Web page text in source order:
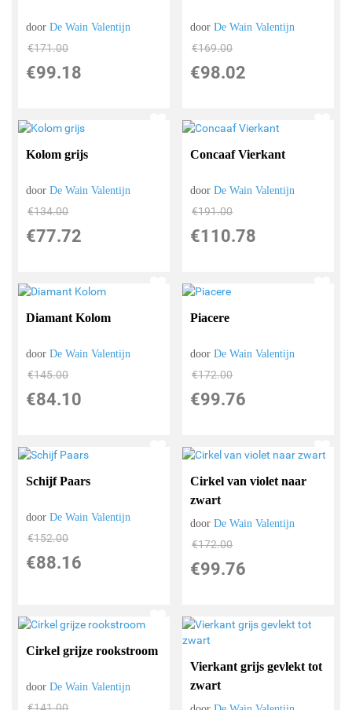
doorDe Wain Valentijn
€171.00
€99.18
doorDe Wain Valentijn
€169.00
€98.02
Kolom grijs
doorDe Wain Valentijn
€134.00
€77.72
Concaaf Vierkant
doorDe Wain Valentijn
€191.00
€110.78
Diamant Kolom
doorDe Wain Valentijn
€145.00
€84.10
Piacere
doorDe Wain Valentijn
€172.00
€99.76
Schijf Paars
doorDe Wain Valentijn
€152.00
€88.16
Cirkel van violet naar
zwart
doorDe Wain Valentijn
€172.00
€99.76
Cirkel grijze rookstroom
doorDe Wain Valentijn
Vierkant grijs gevlekt tot
zwart